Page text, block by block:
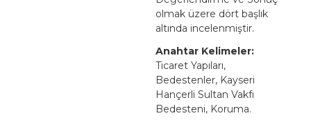
olmak üzere dört başlık
altında incelenmiştir.
Anahtar Kelimeler:
Ticaret Yapıları,
Bedestenler, Kayseri
Hançerli Sultan Vakfı
Bedesteni, Koruma.